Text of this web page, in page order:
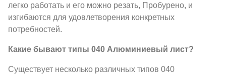
легко работать и его можно резать, Пробурено, и
изгибаются для удовлетворения конкретных
потребностей.
Какие бывают типы 040 Алюминиевый лист?
Существует несколько различных типов 040